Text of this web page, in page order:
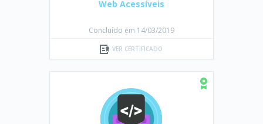
Web Acessíveis
Concluído em 14/03/2019
VER CERTIFICADO